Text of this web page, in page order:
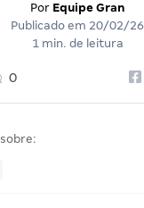
Por Equipe Gran
Publicado em 20/02/26
1 min. de leitura
0